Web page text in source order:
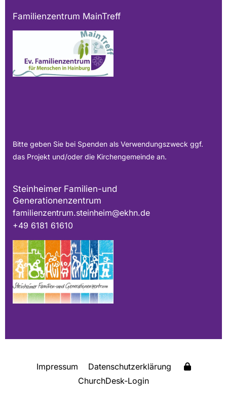
Familienzentrum MainTreff
Bitte geben Sie bei Spenden als Verwendungszweck ggf.
das Projekt und/oder die Kirchengemeinde an.
Steinheimer Familien-und
Generationenzentrum
familienzentrum.steinheim@ekhn.de
+49 6181 61610
Impressum
Datenschutzerklärung
ChurchDesk-Login